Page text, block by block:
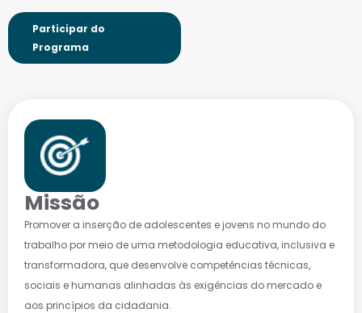
Participar do
Programa
Missão
Promover a inserção de adolescentes e jovens no mundo do
trabalho por meio de uma metodologia educativa, inclusiva e
transformadora, que desenvolve competências técnicas,
sociais e humanas alinhadas às exigências do mercado e
aos princípios da cidadania.